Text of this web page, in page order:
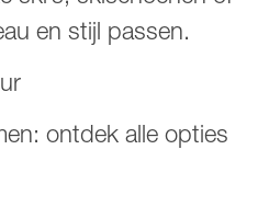
en stijl passen.
ontdek alle opties